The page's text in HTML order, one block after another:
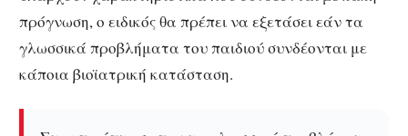
πρόγνωση, ο ειδικός θα πρέπει να εξετάσει εάν τα
γλωσσικά προβλήματα του παιδιού συνδέονται με
κάποια βιοϊατρική κατάσταση.